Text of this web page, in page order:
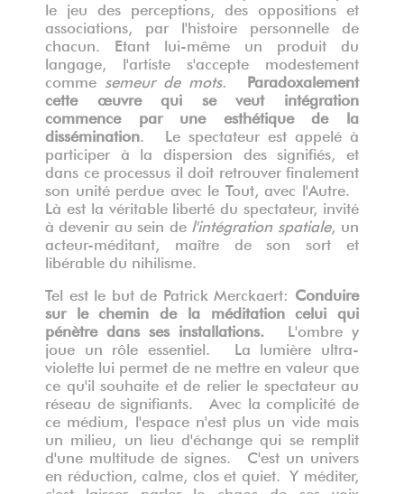
le jeu des perceptions, des oppositions et
associations, par l'histoire personnelle de
chacun. Etant lui-même un produit du
langage, l'artiste s'accepte modestement
comme semeur de mots. Paradoxalement
cette œuvre qui se veut intégration
commence par une esthétique de la
dissémination . Le spectateur est appelé à
participer à la dispersion des signifiés, et
dans ce processus il doit retrouver finalement
son unité perdue avec le Tout, avec l'Autre.
Là est la véritable liberté du spectateur, invité
à devenir au sein de l'intégration spatiale, un
acteur-méditant, maître de son sort et
libérable du nihilisme.
Tel est le but de Patrick Merckaert: Conduire
sur le chemin de la méditation celui qui
pénètre dans ses installations. L'ombre y
joue un rôle essentiel. La lumière ultra-
violette lui permet de ne mettre en valeur que
ce qu'il souhaite et de relier le spectateur au
réseau de signifiants. Avec la complicité de
ce médium, l'espace n'est plus un vide mais
un milieu, un lieu d'échange qui se remplit
d'une multitude de signes. C'est un univers
en réduction, calme, clos et quiet. Y méditer,
c'est laisser parler le chaos de ses voix